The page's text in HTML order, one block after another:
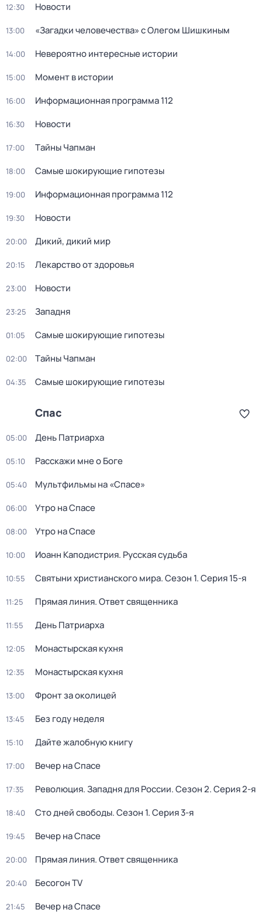
12:30 Новости
13:00 «Загадки человечества» с Олегом Шишкиным
14:00 Невероятно интересные истории
15:00 Момент в истории
16:00 Информационная программа 112
16:30 Новости
17:00 Тaйны Чапман
18:00 Самые шoкиpующие гипотезы
19:00 Информационная программа 112
19:30 Новости
20:00 Дикий, дикий мир
20:15 Лекарство от здоровья
23:00 Новости
23:25 Западня
01:05 Самые шoкиpующие гипотезы
02:00 Тaйны Чапман
04:35 Самые шoкиpующие гипотезы
Спас
05:00 День Патриарха
05:10 Расскажи мне о Боге
05:40 Мультфильмы на «Спасе»
06:00 Утро на Спасе
08:00 Утро на Спасе
10:00 Иоанн Каподистрия. Русская судьба
10:55 Святыни христианского мира. Сезон 1. Серия 15-я
11:25 Прямая линия. Ответ священника
11:55 День Патриарха
12:05 Монастырская кухня
12:35 Монастырская кухня
13:00 Фронт за околицей
13:45 Без году неделя
15:10 Дайте жалобную книгу
17:00 Вeчер на Спасe
17:35 Революция. Западня для России. Сезон 2. Серия 2-я
18:40 Сто дней свободы. Сезон 1. Серия 3-я
19:45 Вeчер на Спасe
20:00 Прямая линия. Ответ священника
20:40 Бесогон TV
21:45 Вeчер на Спасe